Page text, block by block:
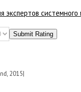
экспертов
Submit Rating
2015|